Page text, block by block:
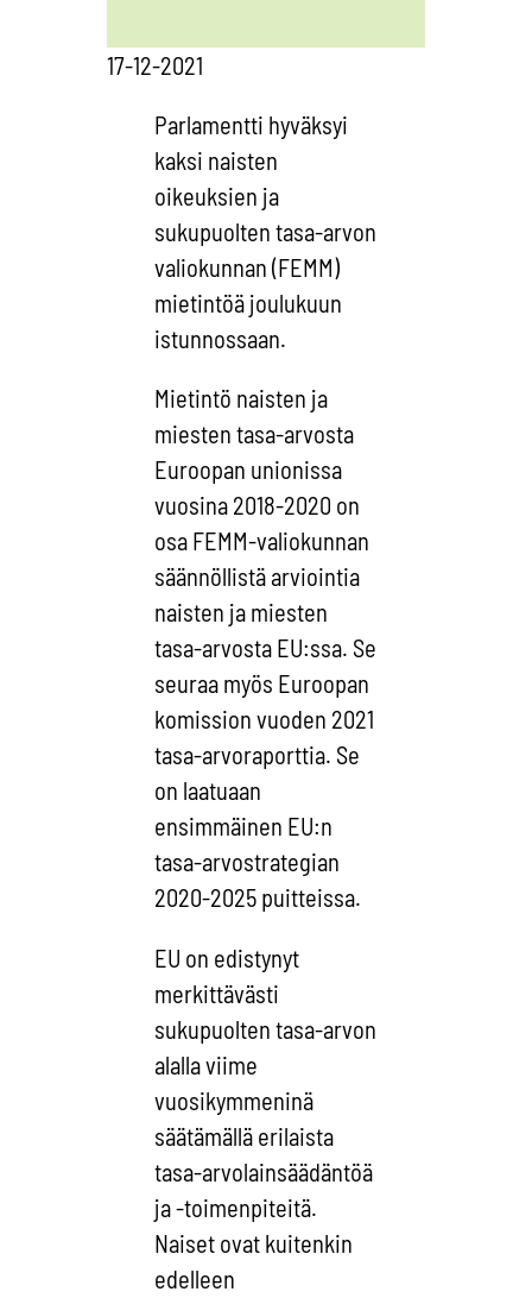
17-12-2021
Parlamentti hyväksyi
kaksi naisten
oikeuksien ja
sukupuolten tasa-arvon
valiokunnan (FEMM)
mietintöä joulukuun
istunnossaan.
Mietintö naisten ja
miesten tasa-arvosta
Euroopan unionissa
vuosina 2018-2020 on
osa FEMM-valiokunnan
säännöllistä arviointia
naisten ja miesten
tasa-arvosta EU:ssa. Se
seuraa myös Euroopan
komission vuoden 2021
tasa-arvoraporttia. Se
on laatuaan
ensimmäinen EU:n
tasa-arvostrategian
2020-2025 puitteissa.
EU on edistynyt
merkittävästi
sukupuolten tasa-arvon
alalla viime
vuosikymmeninä
säätämällä erilaista
tasa-arvolainsäädäntöä
ja -toimenpiteitä.
Naiset ovat kuitenkin
edelleen